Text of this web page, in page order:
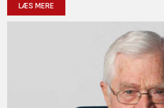
LÆS MERE